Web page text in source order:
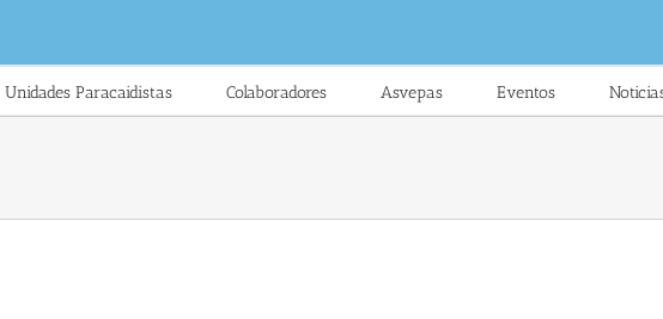
Unidades Paracaidistas Colaboradores Asvepas Eventos